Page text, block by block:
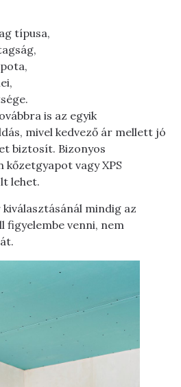
típusa,
is az egyik
mivel kedvező ár mellett jó
biztosít. Bizonyos
kőzetgyapot vagy XPS
lehet.
mindig az
figyelembe venni, nem